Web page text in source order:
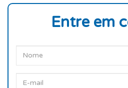
Entre em